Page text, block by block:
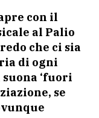
con il
al Palio
che ci sia
di ogni
‘fuori
se